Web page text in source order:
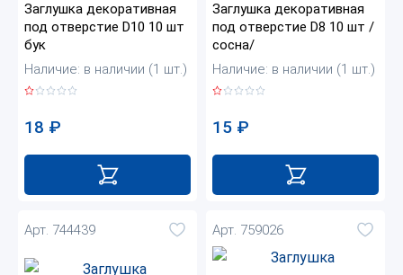
Заглушка декоративная
под отверстие D10 10 шт
бук
Наличие: в наличии (1 шт.)
18 ₽
Заглушка декоративная
под отверстие D8 10 шт /
сосна/
Наличие: в наличии (1 шт.)
15 ₽
Арт. 744439 Арт. 759026